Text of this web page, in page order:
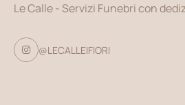
Le Calle - Servizi Funebri con
 @LECALLEIFIORI